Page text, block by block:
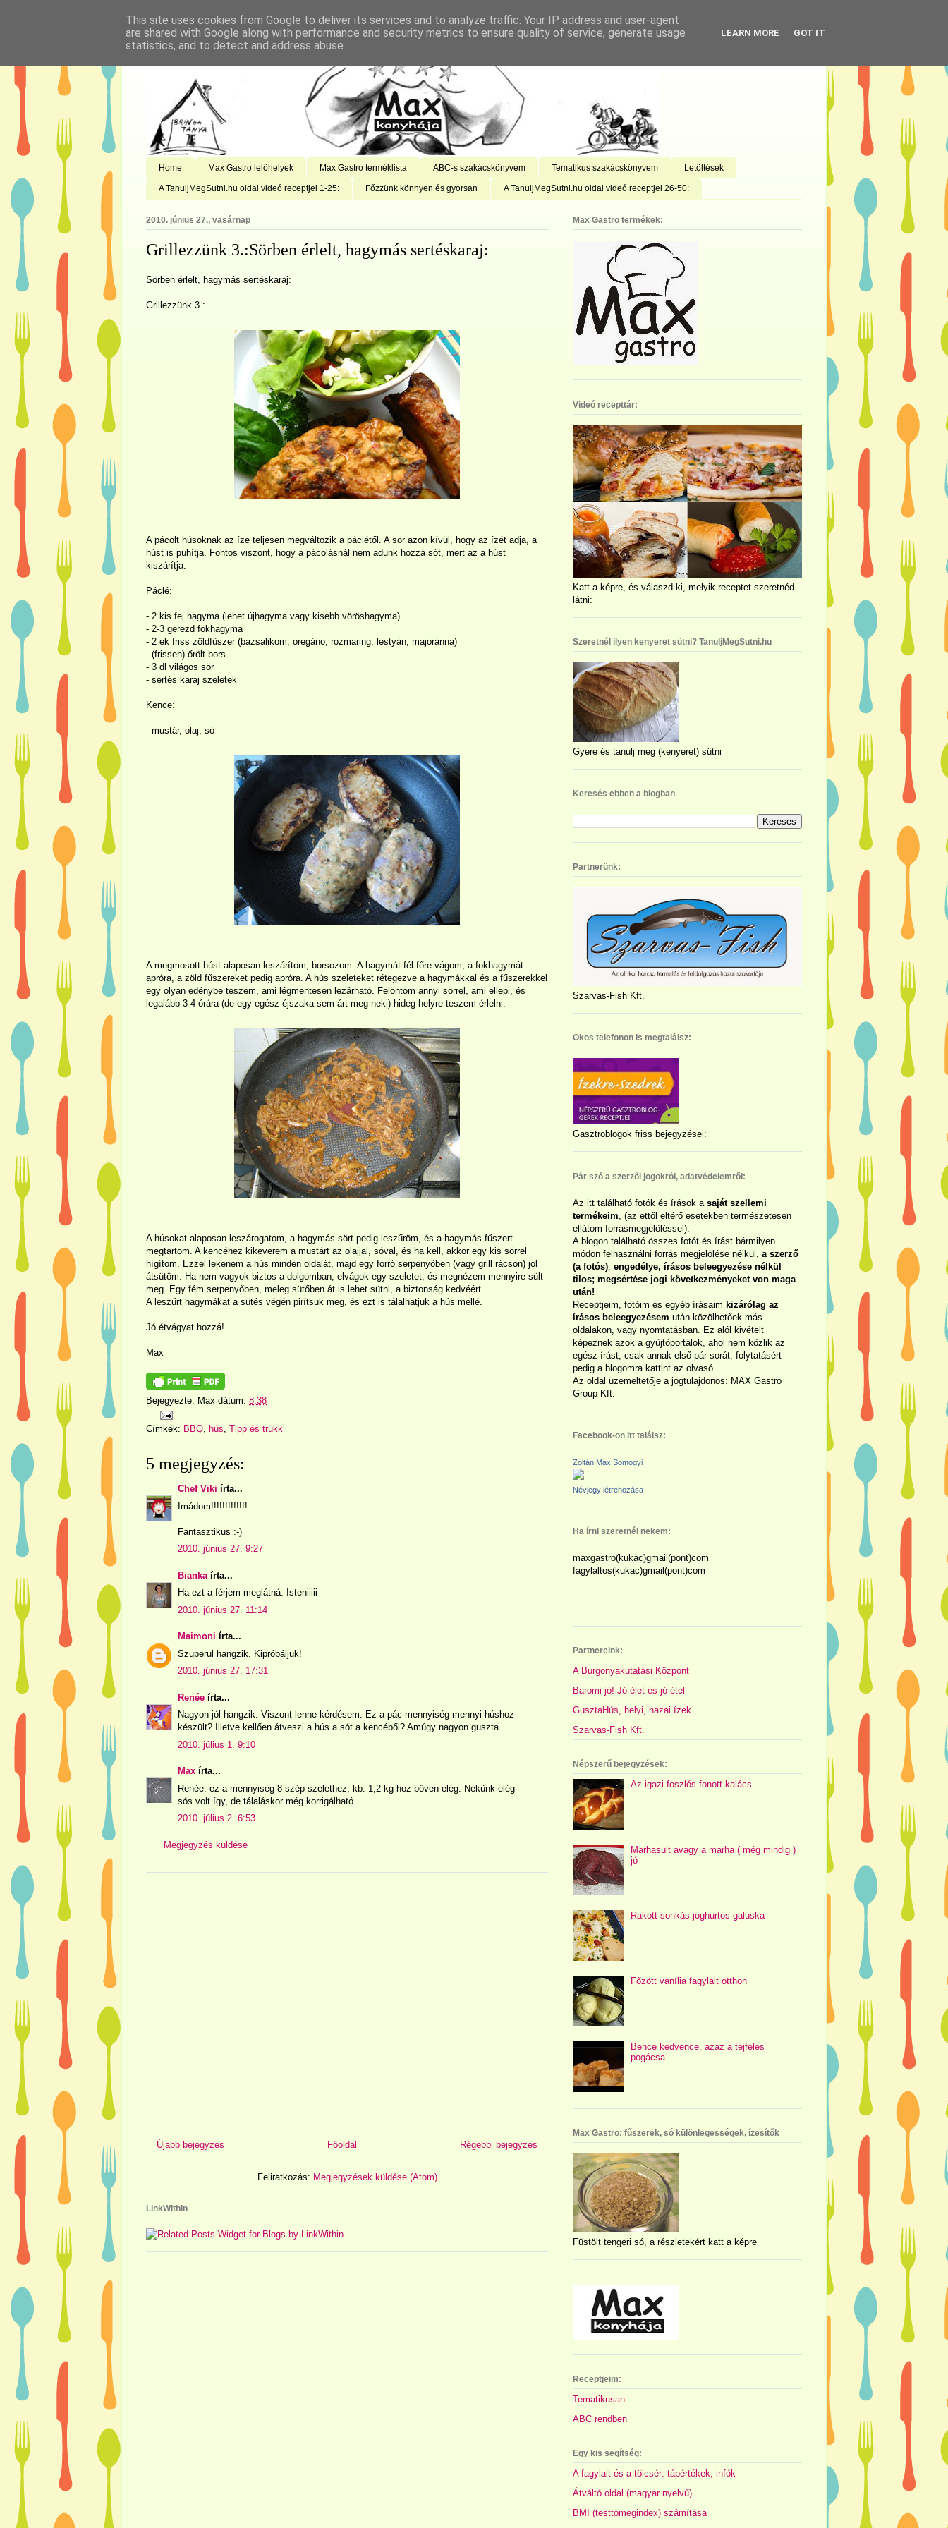
Home Max Gastro lelőhelyek Max Gastro terméklista ABC-s szakácskönyvem Tematikus szakácskönyvem Letöltések
A TanuljMegSutni.hu oldal videó receptjei 1-25: Főzzünk könnyen és gyorsan A TanuljMegSutni.hu oldal videó receptjei 26-50:
2010. június 27., vasárnap
Grillezzünk 3.:Sörben érlelt, hagymás sertéskaraj:
Sörben érlelt, hagymás sertéskaraj:
Grillezzünk 3.:
A pácolt húsoknak az íze teljesen megváltozik a páclétől. A sör azon kívül, hogy az ízét adja, a
húst is puhítja. Fontos viszont, hogy a pácolásnál nem adunk hozzá sót, mert az a húst
kiszárítja.
Páclé:
- 2 kis fej hagyma (lehet újhagyma vagy kisebb vöröshagyma)
- 2-3 gerezd fokhagyma
- 2 ek friss zöldfűszer (bazsalikom, oregáno, rozmaring, lestyán, majoránna)
- (frissen) őrölt bors
- 3 dl világos sör
- sertés karaj szeletek
Kence:
- mustár, olaj, só
A megmosott húst alaposan leszárítom, borsozom. A hagymát fél főre vágom, a fokhagymát
apróra, a zöld fűszereket pedig apróra. A hús szeleteket rétegezve a hagymákkal és a fűszerekkel
egy olyan edénybe teszem, ami légmentesen lezárható. Felöntöm annyi sörrel, ami ellepi, és
legalább 3-4 órára (de egy egész éjszaka sem árt meg neki) hideg helyre teszem érlelni.
A húsokat alaposan leszárogatom, a hagymás sört pedig leszűröm, és a hagymás fűszert
megtartom. A kencéhez kikeverem a mustárt az olajjal, sóval, és ha kell, akkor egy kis sörrel
hígítom. Ezzel lekenem a hús minden oldalát, majd egy forró serpenyőben (vagy grill rácson) jól
átsütöm. Ha nem vagyok biztos a dolgomban, elvágok egy szeletet, és megnézem mennyire sült
meg. Egy fém serpenyőben, meleg sütőben át is lehet sütni, a biztonság kedvéért.
A leszűrt hagymákat a sütés végén pirítsuk meg, és ezt is tálalhatjuk a hús mellé.
Jó étvágyat hozzá!
Max
Bejegyezte: Max dátum: 8:38
Címkék: BBQ, hús, Tipp és trükk
5 megjegyzés:
Chef Viki írta...
Imádom!!!!!!!!!!!!!
Fantasztikus :-)
2010. június 27. 9:27
Bianka írta...
Ha ezt a férjem meglátná. Isteniiiii
2010. június 27. 11:14
Maimoni írta...
Szuperul hangzik. Kipróbáljuk!
2010. június 27. 17:31
Renée írta...
Nagyon jól hangzik. Viszont lenne kérdésem: Ez a pác mennyiség mennyi húshoz
készült? Illetve kellően átveszi a hús a sót a kencéből? Amúgy nagyon guszta.
2010. július 1. 9:10
Max írta...
Renée: ez a mennyiség 8 szép szelethez, kb. 1,2 kg-hoz bőven elég. Nekünk elég
sós volt így, de tálaláskor még korrigálható.
2010. július 2. 6:53
Megjegyzés küldése
Újabb bejegyzés Régebbi bejegyzés
Főoldal
Feliratkozás: Megjegyzések küldése (Atom)
LinkWithin
Max Gastro termékek:
Videó recepttár:
Katt a képre, és válaszd ki, melyik receptet szeretnéd
látni:
Szeretnél ilyen kenyeret sütni? TanuljMegSutni.hu
Gyere és tanulj meg (kenyeret) sütni
Keresés ebben a blogban
Partnerünk:
Szarvas-Fish Kft.
Okos telefonon is megtalálsz:
Gasztroblogok friss bejegyzései:
Pár szó a szerzői jogokról, adatvédelemről:
Az itt található fotók és írások a saját szellemi
termékeim , (az ettől eltérő esetekben természetesen
ellátom forrásmegjelöléssel).
A blogon található összes fotót és írást bármilyen
módon felhasználni forrás megjelölése nélkül, a szerző
(a fotós) engedélye, írásos beleegyezése nélkül
tilos; megsértése jogi következményeket von maga
után!
Receptjeim, fotóim és egyéb írásaim kizárólag az
írásos beleegyezésem után közölhetőek más
oldalakon, vagy nyomtatásban. Ez alól kivételt
képeznek azok a gyűjtőportálok, ahol nem közlik az
egész írást, csak annak első pár sorát, folytatásért
pedig a blogomra kattint az olvasó.
Az oldal üzemeltetője a jogtulajdonos: MAX Gastro
Group Kft.
Facebook-on itt találsz:
Zoltán Max Somogyi
Névjegy létrehozása
Ha írni szeretnél nekem:
maxgastro(kukac)gmail(pont)com
fagylaltos(kukac)gmail(pont)com
Partnereink:
A Burgonyakutatási Központ
Baromi jó! Jó élet és jó étel
GusztaHús, helyi, hazai ízek
Szarvas-Fish Kft.
Népszerű bejegyzések:
Az igazi foszlós fonott kalács
Marhasült avagy a marha ( még mindig )
jó
Rakott sonkás-joghurtos galuska
Főzött vanília fagylalt otthon
Bence kedvence, azaz a tejfeles
pogácsa
Max Gastro: fűszerek, só különlegességek, ízesítők
Füstölt tengeri só, a részletekért katt a képre
Receptjeim:
Tematikusan
ABC rendben
Egy kis segítség:
A fagylalt és a tölcsér: tápértékek, infók
Átváltó oldal (magyar nyelvű)
BMI (testtömegindex) számítása
This site uses cookies from Google to deliver its services and to analyze traffic. Your IP address and user-agent
are shared with Google along with performance and security metrics to ensure quality of service, generate usage
statistics, and to detect and address abuse.
LEARN MORE GOT IT